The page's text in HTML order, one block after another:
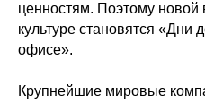
ценностям. Поэтому новой
культуре становятся
офисе».
Крупнейшие мировые